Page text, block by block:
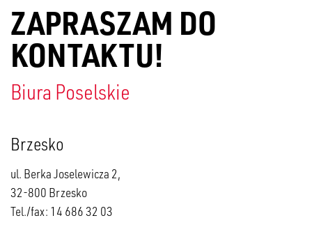
ZAPRASZAM DO
KONTAKTU!
Biura Poselskie
Brzesko
ul. Berka Joselewicza 2,
32-800 Brzesko
Tel./fax: 14 686 32 03